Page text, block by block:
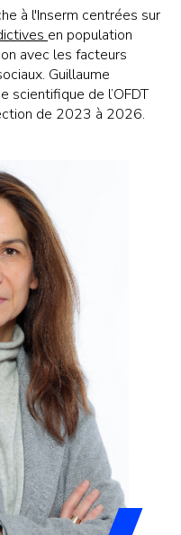
à l'Inserm centrées sur
en population
avec les facteurs
Guillaume
scientifique de l’OFDT
de 2023 à 2026.